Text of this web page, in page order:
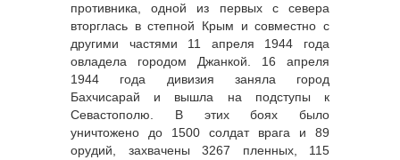
противника, одной из первых с севера
вторглась в степной Крым и совместно с
другими частями 11 апреля 1944 года
овладела городом Джанкой. 16 апреля
1944 года дивизия заняла город
Бахчисарай и вышла на подступы к
Севастополю. В этих боях было
уничтожено до 1500 солдат врага и 89
орудий, захвачены 3267 пленных, 115